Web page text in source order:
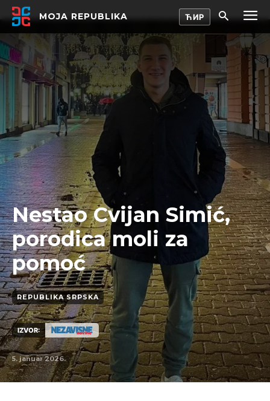
MOJA REPUBLIKA
Nestao Cvijan Simić,
porodica moli za
pomoć
REPUBLIKA SRPSKA
IZVOR:
5. januar 2026.